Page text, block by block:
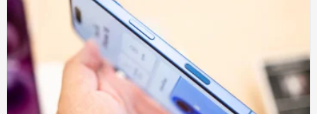
leje
af
container
er
en
smart